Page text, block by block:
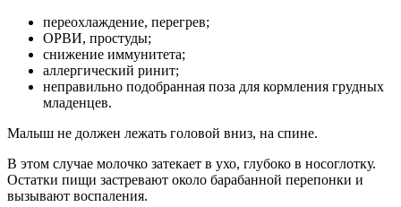
переохлаждение, перегрев;
ОРВИ, простуды;
снижение иммунитета;
аллергический ринит;
неправильно подобранная поза для кормления грудных
младенцев.
Малыш не должен лежать головой вниз, на спине.
В этом случае молочко затекает в ухо, глубоко в носоглотку.
Остатки пищи застревают около барабанной перепонки и
вызывают воспаления.